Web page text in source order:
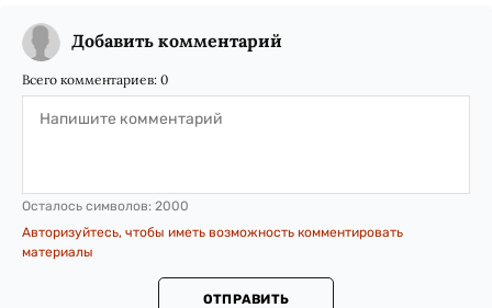
Добавить комментарий
Всего комментариев: 0
Осталось символов: 2000
Авторизуйтесь, чтобы иметь возможность комментировать
материалы
ОТПРАВИТЬ